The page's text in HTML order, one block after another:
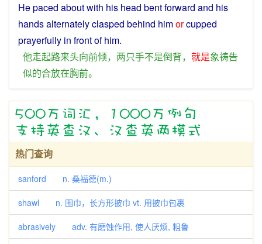
Hepaced about with his head bentforward and his
handsalternatelyclasped behind himorcupped
prayerfully in frontofhim.
他走起路来头向前倾， 两只手不是倒背， 就是象祷告
似的合放在胸前。
热门查询
sanford n. 桑福德(m.)
shawl n. 围巾，长方形披巾 vt. 用披巾包裹
abrasively adv. 有磨蚀作用, 使人厌烦, 粗鲁